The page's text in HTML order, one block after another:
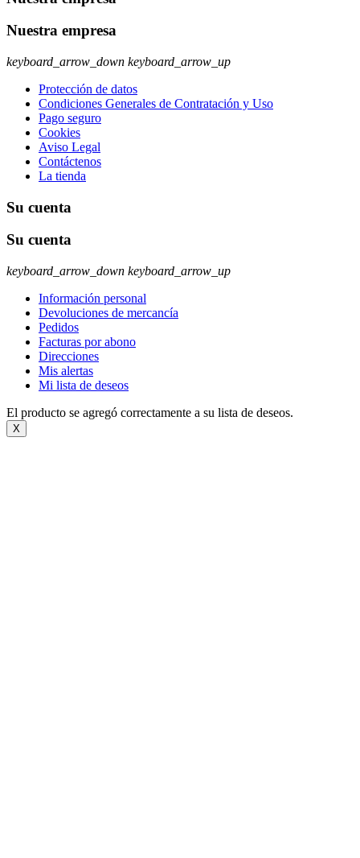
Nuestra empresa
keyboard_arrow_down keyboard_arrow_up
Protección de datos
Condiciones Generales de Contratación y Uso
Pago seguro
Cookies
Aviso Legal
Contáctenos
La tienda
Su cuenta
Su cuenta
keyboard_arrow_down keyboard_arrow_up
Información personal
Devoluciones de mercancía
Pedidos
Facturas por abono
Direcciones
Mis alertas
Mi lista de deseos
El producto se agregó correctamente a su lista de deseos.
X